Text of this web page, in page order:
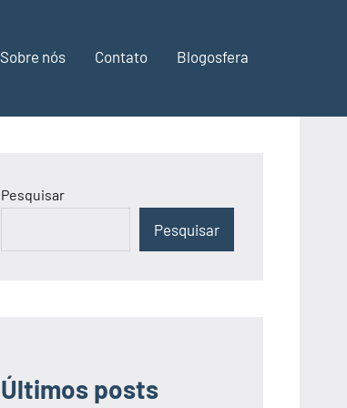
Sobre nós Contato Blogosfera
Pesquisar
Pesquisar
Últimos posts